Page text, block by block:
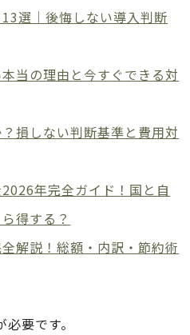
選｜後悔しない導入判断
当の理由と今すぐできる対
損しない判断基準と費用対
年完全ガイド！国と自
得する？
解説！総額・内訳・節約術
要です。